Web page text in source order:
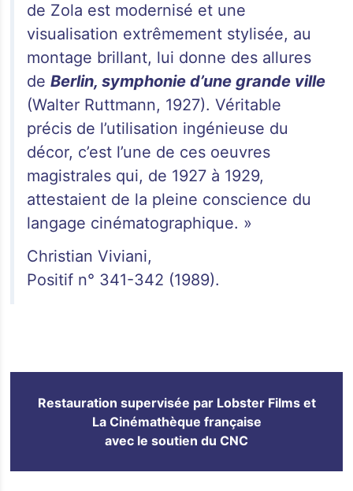
de Zola est modernisé et une
visualisation extrêmement stylisée, au
montage brillant, lui donne des allures
deBerlin, symphonie d’une grande ville
(Walter Ruttmann, 1927). Véritable
précis de l’utilisation ingénieuse du
décor, c’est l’une de ces oeuvres
magistrales qui, de 1927 à 1929,
attestaient de la pleine conscience du
langage cinématographique. »
Christian Viviani,
Positif n° 341-342 (1989).
Restauration supervisée par Lobster Films et
La Cinémathèque française
avec le soutien du CNC